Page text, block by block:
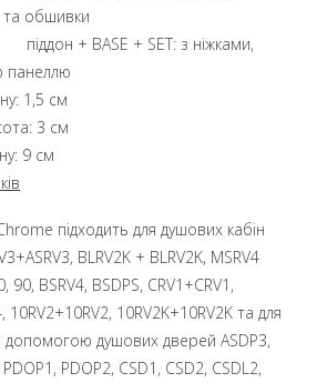
обшивки
BASE + SET: з ніжками,
панеллю
1,5 см
3 см
9 см
підходить для душових кабін
BLRV2K + BLRV2K, MSRV4
90, BSRV4, BSDPS, CRV1+CRV1,
10RV2+10RV2, 10RV2K+10RV2K та для
допомогою душових дверей ASDP3,
PDOP2, CSD1, CSD2, CSDL2,